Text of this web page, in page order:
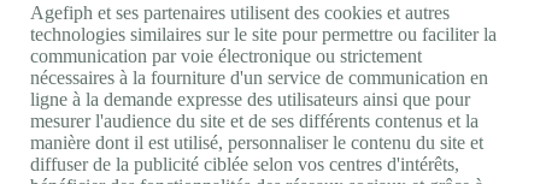
Nos autres sites
Site portail Agefiph
Activateur de progrès
Handinnov
Innovation et recherche
Université du RRH
Service AppuiPro
Agefiph et ses partenaires utilisent des cookies et autres
technologies similaires sur le site pour permettre ou faciliter la
communication par voie électronique ou strictement
nécessaires à la fourniture d'un service de communication en
ligne à la demande expresse des utilisateurs ainsi que pour
mesurer l'audience du site et de ses différents contenus et la
manière dont il est utilisé, personnaliser le contenu du site et
diffuser de la publicité ciblée selon vos centres d'intérêts,